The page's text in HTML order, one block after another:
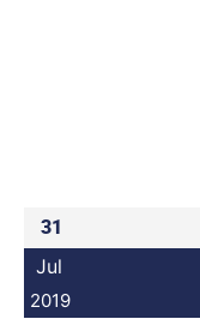
31
Jul
2019